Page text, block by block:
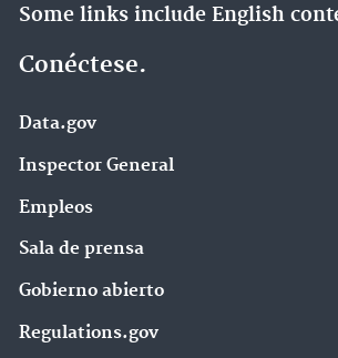
Some links include English
Conéctese.
Data.gov
Inspector General
Empleos
Sala de prensa
Gobierno abierto
Regulations.gov